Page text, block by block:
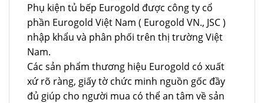
Phụ kiện tủ bếp Eurogold được công ty cổ
phần Eurogold Việt Nam ( Eurogold VN., JSC )
nhập khẩu và phân phối trên thị trường Việt
Nam.
Các sản phẩm thương hiệu Eurogold có xuất
xứ rõ ràng, giấy tờ chức minh nguồn gốc đầy
đủ giúp cho người mua có thể an tâm về sản